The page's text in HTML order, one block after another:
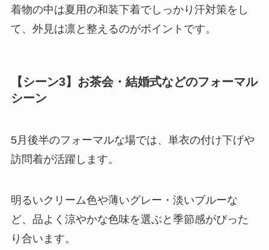
着物の中は夏用の和装下着でしっかり汗対策をし
て、外見は凛と整えるのがポイントです。
【シーン3】お茶会・結婚式などのフォーマル
シーン
5月後半のフォーマルな場では、単衣の付け下げや
訪問着が活躍します。
明るいクリーム色や薄いグレー・淡いブルーな
ど、品よく涼やかな色味を選ぶと季節感がぴった
り合います。